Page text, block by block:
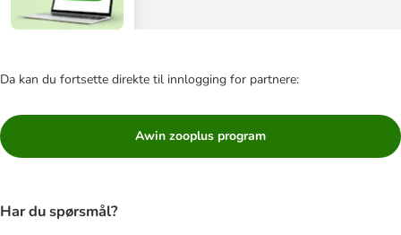
Da kan du fortsette direkte til innlogging for partnere:
Awin zooplus program
Har du spørsmål?